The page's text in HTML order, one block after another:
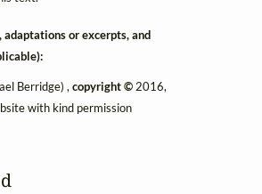
or excerpts, and
Berridge) ,copyright ©2016,
with kind permission